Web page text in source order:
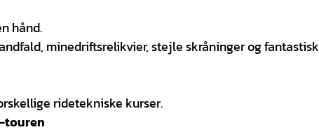
hånd.
minedriftsrelikvier, stejle skråninger og
ridetekniske kurser.
touren